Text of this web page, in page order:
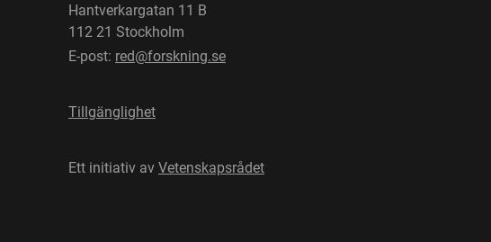
Hantverkargatan 11 B
112 21 Stockholm
E-post: red@forskning.se
Tillgänglighet
Ett initiativ av Vetenskapsrådet